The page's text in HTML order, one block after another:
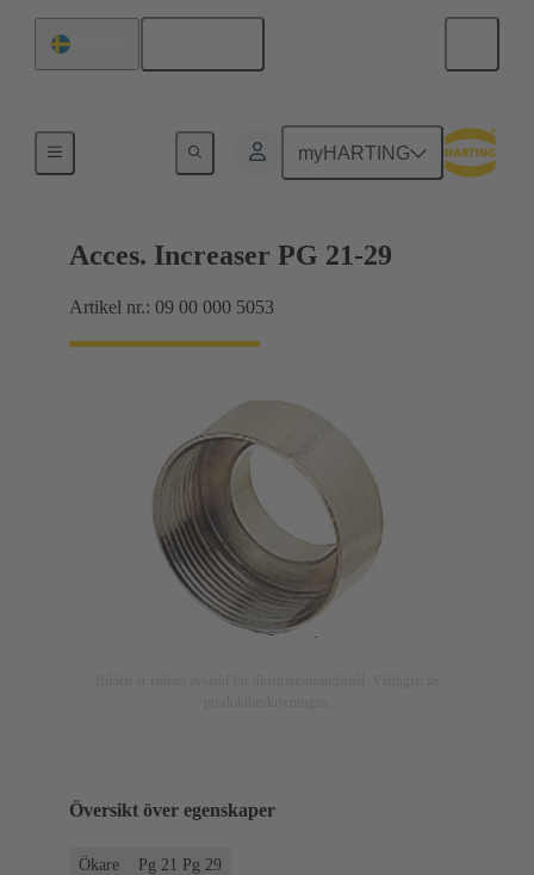
myHARTING
Kabelförskruvningar
Acces. Increaser PG 21-29
Artikel nr.: 09 00 000 5053
Översikt över egenskaper
Ökare Pg 21 Pg 29